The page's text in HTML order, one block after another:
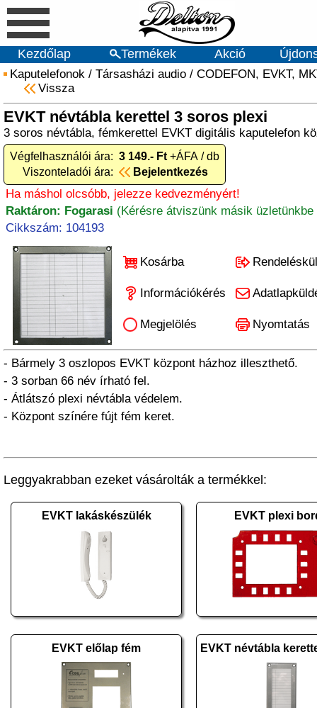
Kezdőlap Termékek Akció
Kaputelefonok / Társasházi audio / CODEFON, EVKT,
Vissza
EVKT névtábla kerettel 3 soros plexi
3 soros névtábla, fémkerettel EVKT digitális kaputelefon
Végfelhasználói ára: 3 149.- Ft +ÁFA / db
Viszonteladói ára:
Bejelentkezés
Ha máshol olcsóbb, jelezze kedvezményért!
Raktáron: Fogarasi (Kérésre átviszünk másik üzletünkbe
Cikkszám: 104193
Kosárba
Információkérés
Megjelölés Nyomtatás
- Bármely 3 oszlopos EVKT központ házhoz illeszthető.
- 3 sorban 66 név írható fel.
- Átlátszó plexi névtábla védelem.
- Központ színére fújt fém keret.
Leggyakrabban ezeket vásárolták a termékkel:
EVKT lakáskészülék EVKT plexi
EVKT előlap fém